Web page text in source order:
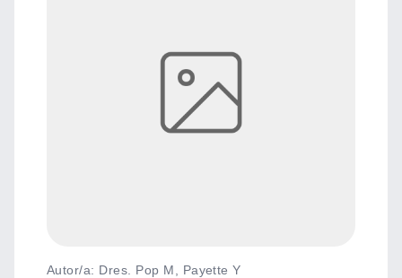
Autor/a: Dres. Pop M, Payette Y